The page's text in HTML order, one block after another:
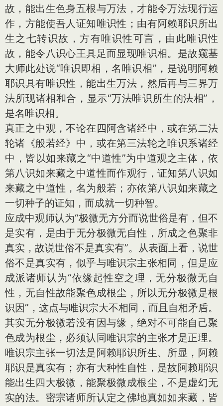
故，能出生色身五根与万法，才能令万法现行运
作，方能使吾人证知唯识性；由有阿赖耶识所出
生之七转识故，方有唯识性可言，由此唯识性
故，能令八识心王具足而显现唯识相。是故窥基
大师此处说“唯识即相，名唯识相”，是说明阿赖
耶识具有唯识性，能出生万法，然后再与三界万
法所现诸相和合，显示“万法唯识所生的法相”，
是名唯识相。
真正之中观，不论在四阿含诸经中，或在第二法
轮诸《般若经》中，或在第三法轮之唯识系诸经
中，皆以如来藏之“中道性”为中道观之主体，依
第八识如来藏之中道性而作观行，证知第八识如
来藏之中道性，名为般若；亦依第八识如来藏之
一切种子的证知，而成就一切种智。
应成中观师认为“极微无方分而说世俗是有，但不
是实有，是由于无分极微无自性，所成之色聚非
真实，故说世俗不是真实有”。从表面上看，说世
俗不是真实有，似乎与唯识宗主张相同，但是应
成派诸师认为“依缘起性空之理，无分极微无自
性，无自性故能聚色成根尘，所以无分极微是根
识因”，这点与唯识宗大不相同，而且自相矛盾。
其实无分极微若没有因与缘，绝对不可能自己聚
色成为根尘，必须认同唯识宗的主张才是正理。
唯识宗主张一切法是阿赖耶识所生、所显，阿赖
耶识是真实有；亦有大种性自性，是故阿赖耶识
能出生四大极微，能聚极微成根尘，不是虚幻无
实的法。密宗诸师所认定之佛地真如如来藏，皆